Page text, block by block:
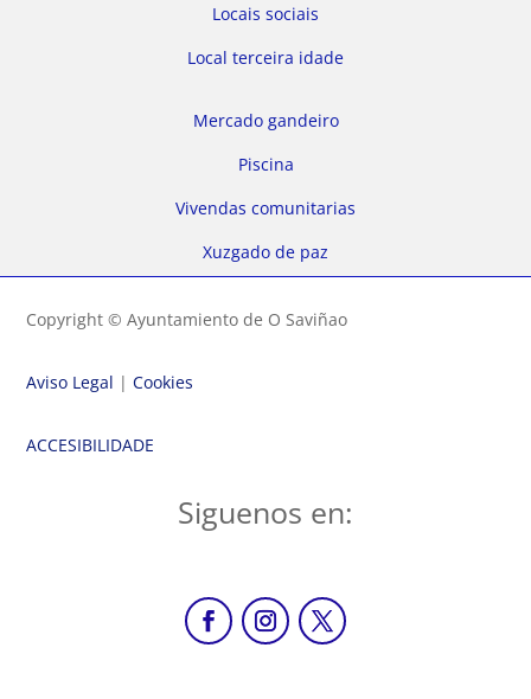
Locais sociais
Local terceira idade
Mercado gandeiro
Piscina
Vivendas comunitarias
Xuzgado de paz
Copyright © Ayuntamiento de O Saviñao
Aviso Legal |Cookies
ACCESIBILIDADE
Siguenos en: